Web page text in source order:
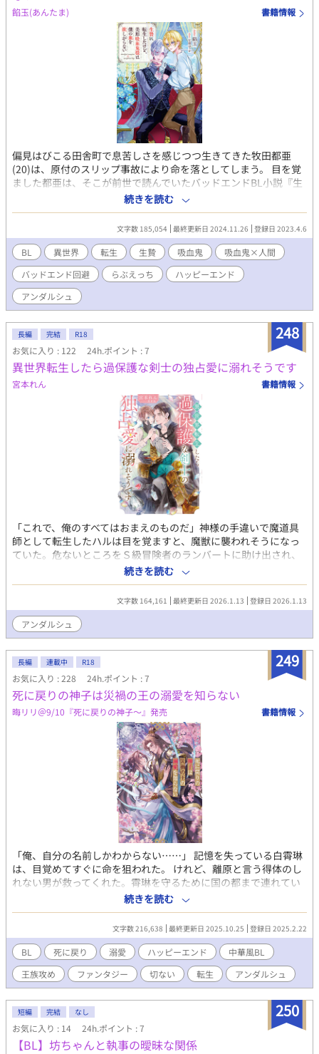
餡玉(あんたま) 書籍情報
偏見はびこる田舎町で息苦しさを感じつつ生きてきた牧田都亜
(20)は、原付のスリップ事故により命を落としてしまう。 目を覚
ました都亜は、そこが前世で読んでいたバッドエンドBL小説『生
贄の少年花嫁』の世界だと気づく。しかも自分は、この物語の主
人公となる生贄・トア(18)であるということも……！ せっかく異
世界転生するのなら、イケメンに囲まれる乙女ゲーム的世界や、
ほのぼのスローライフを送れる世界がよかったのに、ここはより
にもよってバッドエンド小説。このままでは、トアは陵辱三昧の
末に自害という未来しかない。 だが、目の前に現れた吸血鬼・ヴ
ァルフィリスは目を見張るほどの絶世の美形。甘く迫られ、恋愛
に縁のなかったトアはうっかり挙動不審な行動をとってしまう。
すると、ヴァルフィリスもなにやら想像とは異なる反応を見せる
行き詰ってしまい、改題&冒頭から改稿しました。 ◇改稿前バー
ジョンにつきましては、5月10日以降非公開とさせていただきま
す。
続きを読む
文字数 185,054 最終更新日 2024.11.26 登録日 2023.4.6
BL 異世界 転生 生贄 吸血鬼
吸血鬼×人間
バッドエンド回避
らぶえっち
ハッピーエンド
アンダルシュ
248
長編 完結 R18
お気に入り : 122 24h.ポイント : 7
異世界転生したら過保護な剣士の独占愛に溺れそうです
宮本れん 書籍情報
「これで、俺のすべてはおまえのものだ」神様の手違いで魔道具
師として転生したハルは目を覚ますと、魔獣に襲われそうになっ
ていた。危ないところをＳ級冒険者のランバートに助け出され、
彼が求める幻の魔石を探すため、二人は旅をすることになる。し
かし道中、ハルは弟子入り志願されたり、誘拐されたり、求愛さ
れたり、ついには無理やり王宮に抱え込まれそうになってしま
う！そんなハプニング続きの旅をするうちに相棒だった二人の距
離は徐々に縮まり、ランバートの独占欲が膨れ上がっていく
――。それでも自分の気持ちが愛なのかわからないハルはうまく
応えることができなくて？
続きを読む
文字数 164,161 最終更新日 2026.1.13 登録日 2026.1.13
アンダルシュ
249
長編 連載中 R18
お気に入り : 228 24h.ポイント : 7
死に戻りの神子は災禍の王の溺愛を知らない
晦リリ＠9/10『死に戻りの神子～』発売 書籍情報
「俺、自分の名前しかわからない……」 記憶を失っている白霄琳
は、目覚めてすぐに命を狙われた。 けれど、離原と言う得体のし
れない男が救ってくれた。霄琳を守るために国の都まで連れてい
くと言う彼と旅を始めるが、道中で見る夢の中、自分と離原は体
を重ねている。これは夢なのか、ぞれとも記憶なのか――混乱し
つつも次第に惹かれていく霄琳。そして、旅を続けていく中で離
原が自分を守ってくれる理由、命を狙われることになった原因が
明らかになっていく。 やがて霄琳は思い出す。 忘れていた恋と、
穏やかな日々――そして、その恋が国を滅亡へ追い込んだこと
も。 ※以前掲載した『天禍の鈴が響く庭』を大幅に改稿したリメ
イク作品です。 再読される方も楽しんでいただけるように、前作
で語られることのなかった部分や設定の見直しなどを経ていま
す。／わけあり溺愛攻め×記憶喪失の神子／やり直し中華風ファ
ンタジーBL 9/10 書籍化しました！
続きを読む
文字数 216,638 最終更新日 2025.10.25 登録日 2025.2.22
BL 死に戻り 溺愛 ハッピーエンド
中華風BL
王族攻め
ファンタジー 切ない 転生 アンダルシュ
250
短編 完結 なし
お気に入り : 14 24h.ポイント : 7
【BL】坊ちゃんと執事の曖昧な関係